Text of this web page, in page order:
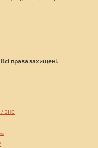
права захищені.
/ ЗНО